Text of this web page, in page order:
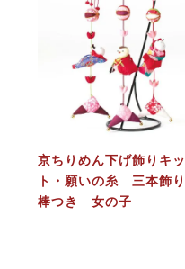
京ちりめん下げ飾りキッ
ト・願いの糸 三本飾り
棒つき 女の子